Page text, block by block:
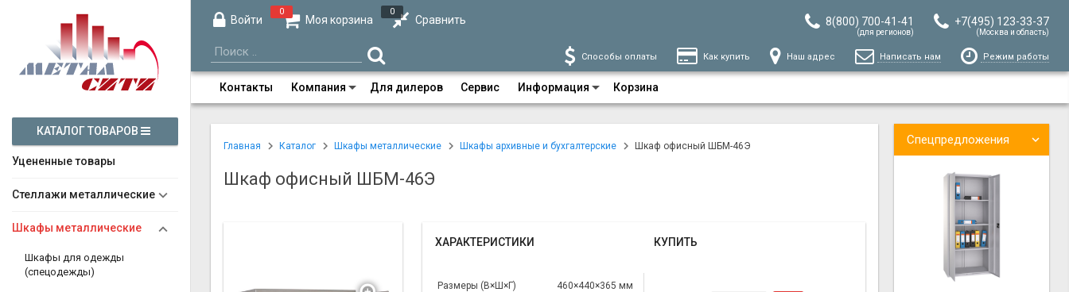
Войти Моя корзина
0
Сравнить
0
8(800) 700-41-41
(для регионов)
+7(495) 123-33-37
(Москва и область)
Способы оплаты Как купить Наш адрес Написать нам Режим работы
Контакты Компания Для дилеров Сервис Информация Корзина
КАТАЛОГ ТОВАРОВ
Уцененные товары
Стеллажи металлические
Шкафы металлические
Шкафы для одежды
(спецодежды)
Главная Каталог Шкафы металлические Шкафы архивные и бухгалтерские Шкаф офисный ШБМ-46Э
Шкаф офисный ШБМ-46Э
ХАРАКТЕРИСТИКИ КУПИТЬ
Размеры (В×Ш×Г) 460×440×365 мм
Спецпредложения